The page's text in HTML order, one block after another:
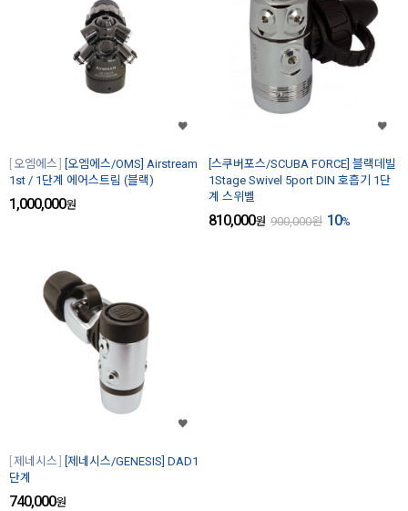
오엠에스
[오엠에스/OMS] Airstream
1st / 1단계 에어스트림 (블랙)
1,000,000원
[스쿠버포스/SCUBA FORCE] 블랙데빌
1Stage Swivel 5port DIN 호흡기 1단
계 스위벨
810,000원 900,000원 10%
제네시스
[제네시스/GENESIS] DAD1
단계
740,000원